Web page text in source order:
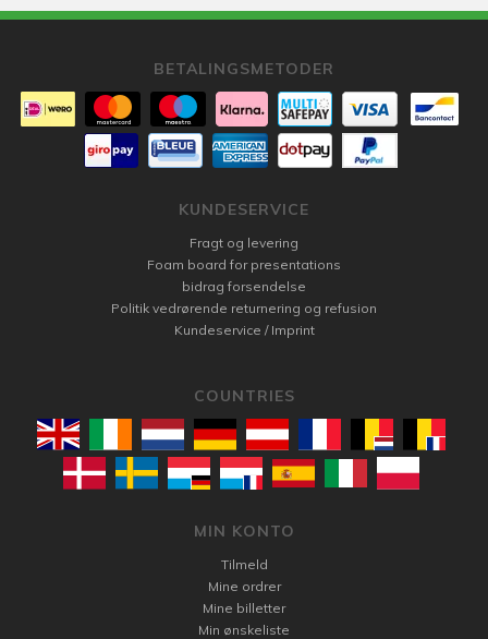
BETALINGSMETODER
KUNDESERVICE
Fragt og levering
Foam board for presentations
bidrag forsendelse
Politik vedrørende returnering og refusion
Kundeservice / Imprint
COUNTRIES
MIN KONTO
Tilmeld
Mine ordrer
Mine billetter
Min ønskeliste